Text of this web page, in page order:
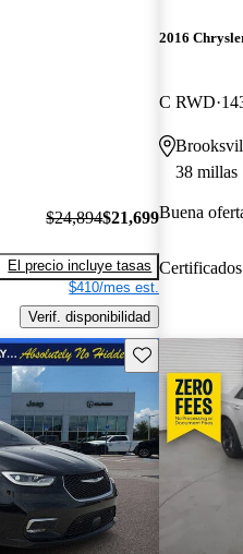
$24,894$21,699
El precio incluye tasas
$410/mes est.
Verif. disponibilidad
2016
C RWD
38 millas
Buena
Guarda este